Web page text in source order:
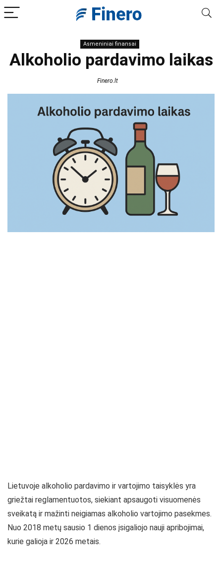
Asmeniniai finansai
Alkoholio pardavimo laikas
Finero.lt
Lietuvoje alkoholio pardavimo ir vartojimo taisyklės yra
griežtai reglamentuotos, siekiant apsaugoti visuomenės
sveikatą ir mažinti neigiamas alkoholio vartojimo pasekmes.
Nuo 2018 metų sausio 1 dienos įsigaliojo nauji apribojimai,
kurie galioja ir 2026 metais.